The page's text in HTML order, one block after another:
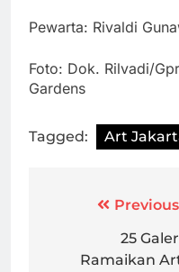
Pewarta: Rivaldi
Foto: Dok. Rilvadi/
Gardens
Tagged: Art
navigation
25
Ramaikan